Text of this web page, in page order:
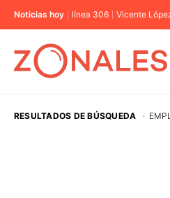
Noticias hoy línea 306 Vicente
RESULTADOS DE BÚSQUEDA ·